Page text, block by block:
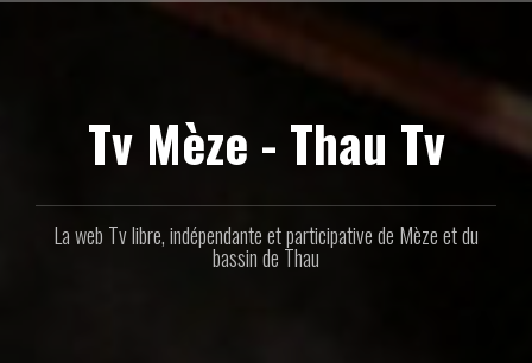
Tv Mèze - Thau Tv
La web Tv libre, indépendante et participative de Mèze et du
bassin de Thau